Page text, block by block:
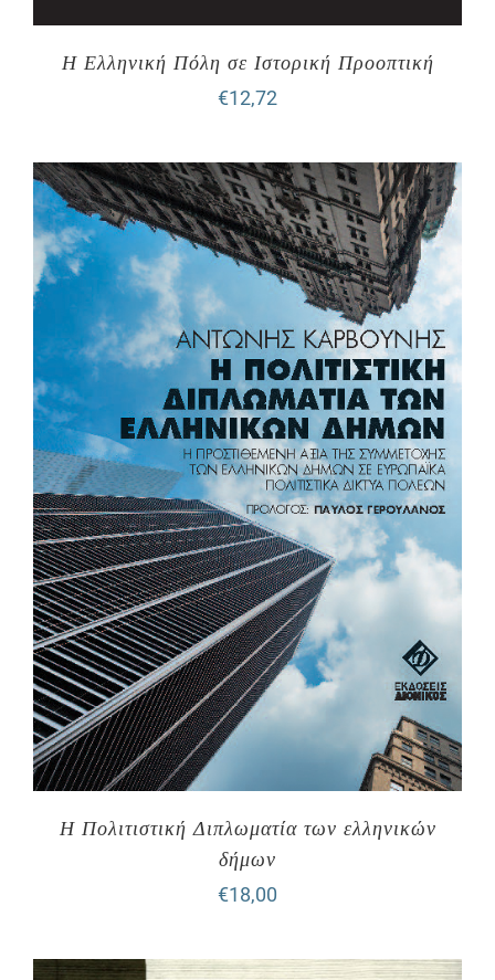
Η Ελληνική Πόλη σε Ιστορική Προοπτική
€12,72
Η Πολιτιστική Διπλωματία των ελληνικών
δήμων
€18,00